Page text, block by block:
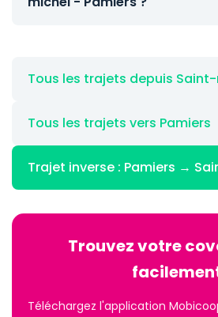
Tous les trajets depuis
Tous les trajets vers Pamiers
Trajet inverse : Pamiers →
Trouvez votre
Téléchargez l'application